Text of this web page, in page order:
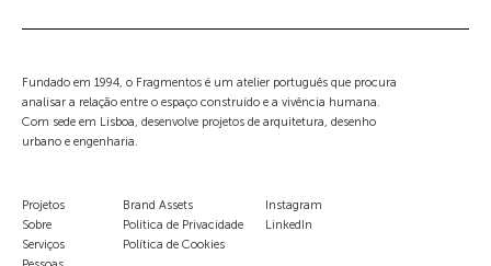
Fundado em 1994, o Fragmentos é um atelier português que procura
analisar a relação entre o espaço construído e a vivência humana.
Com sede em Lisboa, desenvolve projetos de arquitetura, desenho
urbano e engenharia.
Projetos
Sobre
Serviços
Brand Assets
Política de Privacidade
Política de Cookies
Instagram
LinkedIn